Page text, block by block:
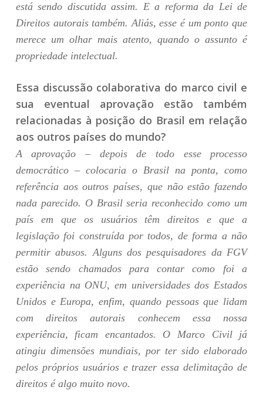
está sendo discutida assim. E a reforma da Lei de
Direitos autorais também. Aliás, esse é um ponto que
merece um olhar mais atento, quando o assunto é
propriedade intelectual.
Essa discussão colaborativa do marco civil e
sua eventual aprovação estão também
relacionadas à posição do Brasil em relação
aos outros países do mundo?
A aprovação – depois de todo esse processo
democrático – colocaria o Brasil na ponta, como
referência aos outros países, que não estão fazendo
nada parecido. O Brasil seria reconhecido como um
país em que os usuários têm direitos e que a
legislação foi construída por todos, de forma a não
permitir abusos. Alguns dos pesquisadores da FGV
estão sendo chamados para contar como foi a
experiência na ONU, em universidades dos Estados
Unidos e Europa, enfim, quando pessoas que lidam
com direitos autorais conhecem essa nossa
experiência, ficam encantados. O Marco Civil já
atingiu dimensões mundiais, por ter sido elaborado
pelos próprios usuários e trazer essa delimitação de
direitos é algo muito novo.